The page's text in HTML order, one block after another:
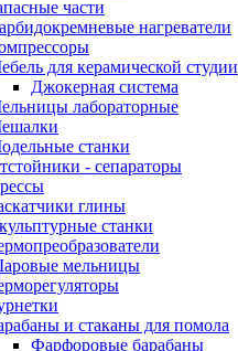
части
нагреватели
для керамической студии
Джокерная система
лабораторные
станки
- сепараторы
глины
станки
мельницы
и стаканы для помола
Фарфоровые барабаны